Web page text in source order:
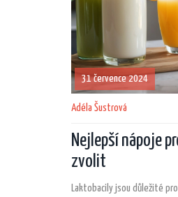
31 července 2024
Adéla Šustrová
Nejlepší nápoje
zvolit
Laktobacily jsou důležité